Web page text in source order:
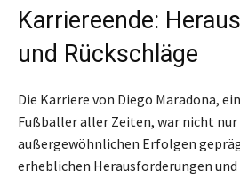
Karriereende:
und Rückschläge
Die Karriere von Diego Maradona,
Fußballer aller Zeiten, war nicht nur
außergewöhnlichen Erfolgen
erheblichen Herausforderungen und